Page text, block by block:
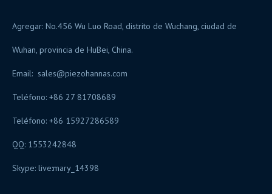
Agregar: No.456 Wu Luo Road, distrito de Wuchang, ciudad de
Wuhan, provincia de HuBei, China.
Email: sales@piezohannas.com
Teléfono: +86 27 81708689
Teléfono: +86 15927286589
QQ: 1553242848
Skype: live:mary_14398